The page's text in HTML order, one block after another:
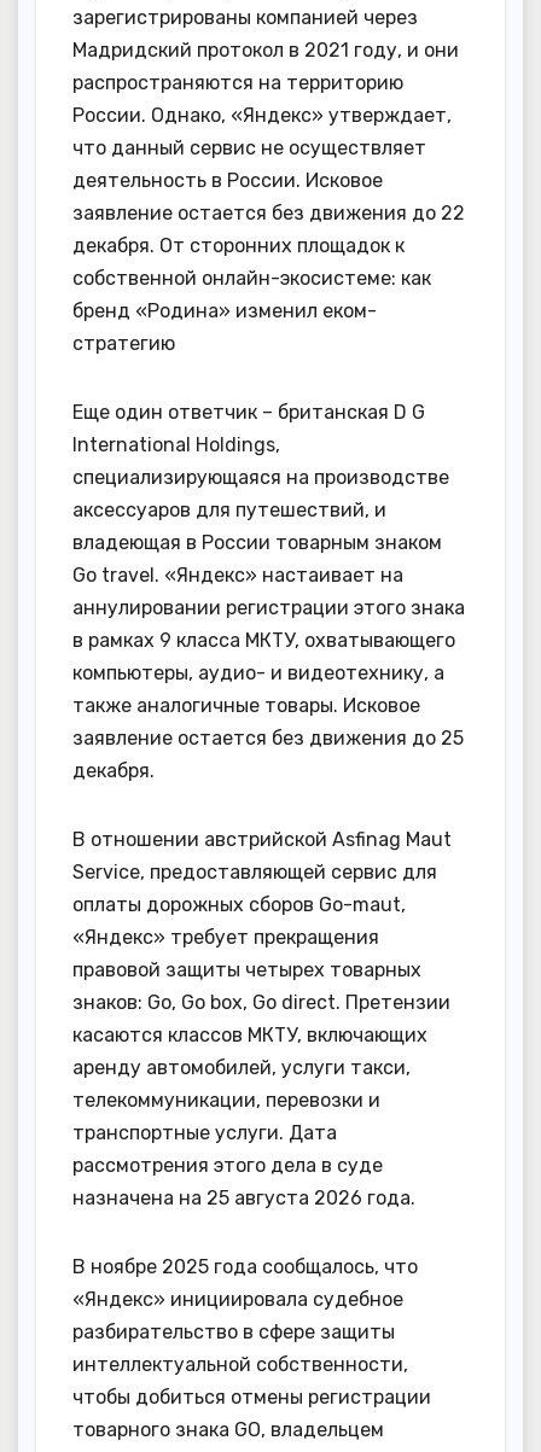
зарегистрированы компанией через
Мадридский протокол в 2021 году, и они
распространяются на территорию
России. Однако, «Яндекс» утверждает,
что данный сервис не осуществляет
деятельность в России. Исковое
заявление остается без движения до 22
декабря. От сторонних площадок к
собственной онлайн-экосистеме: как
бренд «Родина» изменил еком-
стратегию
Еще один ответчик – британская D G
International Holdings,
специализирующаяся на производстве
аксессуаров для путешествий, и
владеющая в России товарным знаком
Go travel. «Яндекс» настаивает на
аннулировании регистрации этого знака
в рамках 9 класса МКТУ, охватывающего
компьютеры, аудио- и видеотехнику, а
также аналогичные товары. Исковое
заявление остается без движения до 25
декабря.
В отношении австрийской Asfinag Maut
Service, предоставляющей сервис для
оплаты дорожных сборов Go-maut,
«Яндекс» требует прекращения
правовой защиты четырех товарных
знаков: Go, Go box, Go direct. Претензии
касаются классов МКТУ, включающих
аренду автомобилей, услуги такси,
телекоммуникации, перевозки и
транспортные услуги. Дата
рассмотрения этого дела в суде
назначена на 25 августа 2026 года.
В ноябре 2025 года сообщалось, что
«Яндекс» инициировала судебное
разбирательство в сфере защиты
интеллектуальной собственности,
чтобы добиться отмены регистрации
товарного знака GO, владельцем